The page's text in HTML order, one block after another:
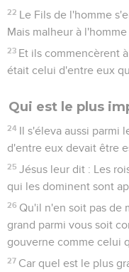
22 Le Fils de l'homme
Mais malheur à
23 Et ils commencèrent
était celui d'entre eux
Qui est le plus
24 Il s'éleva aussi parmi
d'entre eux devait être
25 Jésus leur dit : Les
qui les dominent sont
26 Qu'il n'en soit pas de
grand parmi vous soit
gouverne comme celui
27 Car quel est le plus